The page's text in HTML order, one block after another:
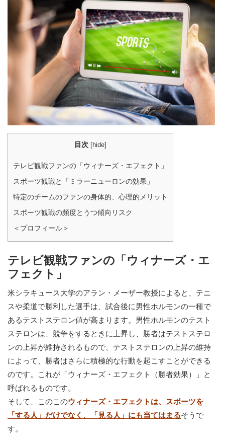
目次 [hide]
テレビ観戦ファンの「ウィナーズ・エフェクト」
スポーツ観戦と「ミラーニューロンの効果」
特定のチームのファンの身体的、心理的メリット
スポーツ観戦の頻度とうつ傾向リスク
＜プロフィール＞
テレビ観戦ファンの「ウィナーズ・エ
フェクト」
米シラキュース大学のアラン・メーザー教授によると、テニ
スや柔道で勝利した選手は、試合後に男性ホルモンの一種で
あるテストステロン値が高まります。男性ホルモンのテスト
ステロンは、競争をするときに上昇し、勝者はテストステロ
ンの上昇が維持されるもので、テストステロンの上昇の維持
によって、勝者はさらに積極的な行動を起こすことができる
のです。これが「ウィナーズ・エフェクト（勝者効果）」と
呼ばれるものです。
そして、このこのウィナーズ・エフェクトは、スポーツを
「する人」だけでなく、「見る人」にも当てはまるそうで
す。